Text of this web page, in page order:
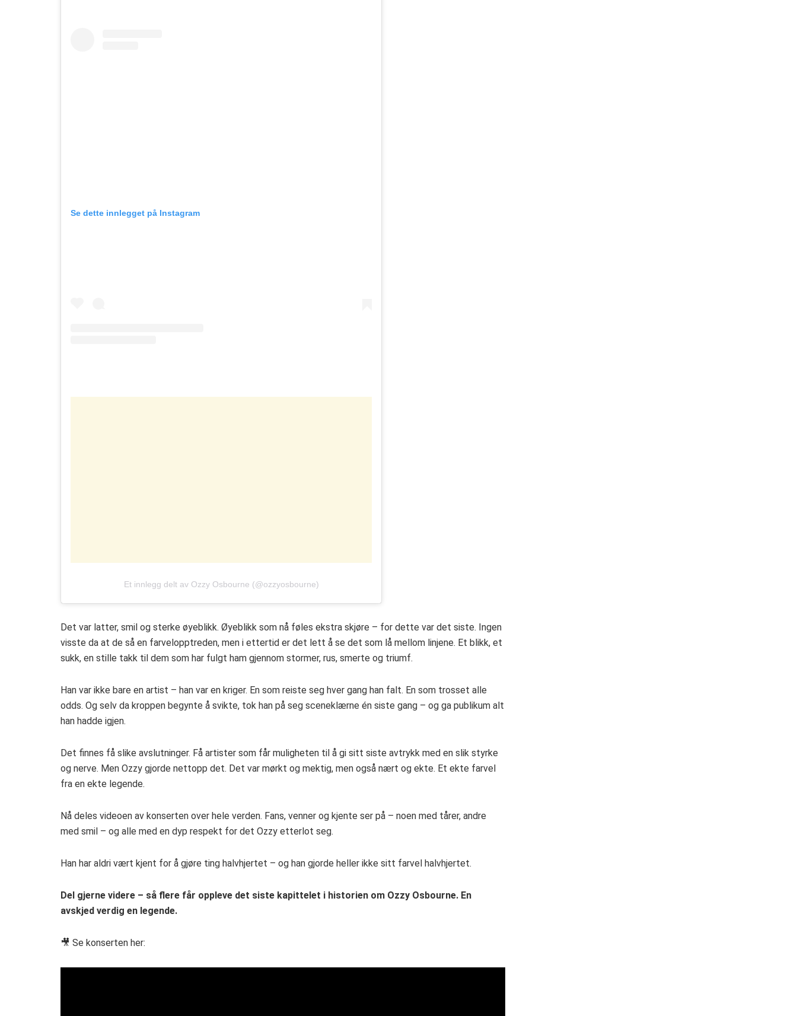
Se dette innlegget på Instagram
Et innlegg delt av Ozzy Osbourne (@ozzyosbourne)
Det var latter, smil og sterke øyeblikk. Øyeblikk som nå føles ekstra skjøre – for dette var det siste. Ingen
visste da at de så en farvelopptreden, men i ettertid er det lett å se det som lå mellom linjene. Et blikk, et
sukk, en stille takk til dem som har fulgt ham gjennom stormer, rus, smerte og triumf.
Han var ikke bare en artist – han var en kriger. En som reiste seg hver gang han falt. En som trosset alle
odds. Og selv da kroppen begynte å svikte, tok han på seg sceneklærne én siste gang – og ga publikum alt
han hadde igjen.
Det finnes få slike avslutninger. Få artister som får muligheten til å gi sitt siste avtrykk med en slik styrke
og nerve. Men Ozzy gjorde nettopp det. Det var mørkt og mektig, men også nært og ekte. Et ekte farvel
fra en ekte legende.
Nå deles videoen av konserten over hele verden. Fans, venner og kjente ser på – noen med tårer, andre
med smil – og alle med en dyp respekt for det Ozzy etterlot seg.
Han har aldri vært kjent for å gjøre ting halvhjertet – og han gjorde heller ikke sitt farvel halvhjertet.
Del gjerne videre – så flere får oppleve det siste kapittelet i historien om Ozzy Osbourne. En
avskjed verdig en legende.
🎥 Se konserten her: